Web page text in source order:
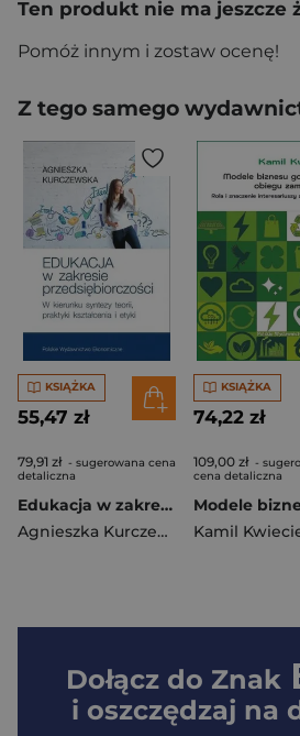
Ten produkt nie ma jeszcze
Pomóż innym i zostaw ocenę!
Z tego samego
KSIĄŻKA
55,47 zł
79,91 zł - sugerowana cena
detaliczna
Edukacja w zakresie przedsiębiorczości W kierunku syntezy teorii, praktyki kształcenia i etyki
Agnieszka Kurczewska
KSIĄŻKA
74,22 zł
109,00 zł -
cena detaliczna
Kamil
Dołącz do Znak
i oszczędzaj na